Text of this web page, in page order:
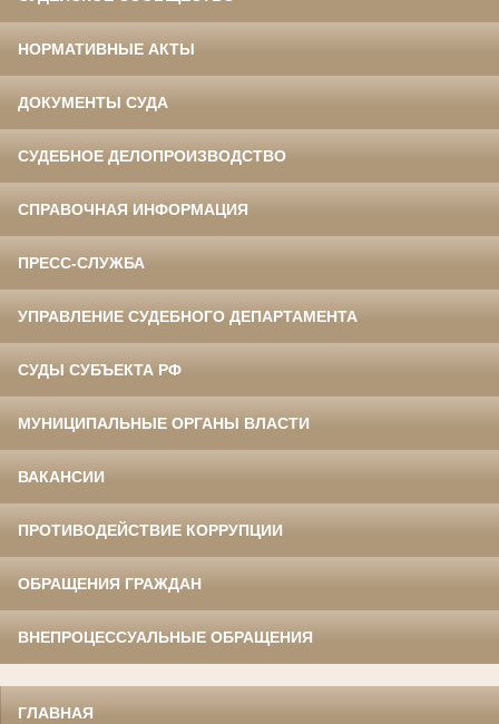
НОРМАТИВНЫЕ АКТЫ
ДОКУМЕНТЫ СУДА
СУДЕБНОЕ ДЕЛОПРОИЗВОДСТВО
СПРАВОЧНАЯ ИНФОРМАЦИЯ
ПРЕСС-СЛУЖБА
УПРАВЛЕНИЕ СУДЕБНОГО ДЕПАРТАМЕНТА
СУДЫ СУБЪЕКТА РФ
МУНИЦИПАЛЬНЫЕ ОРГАНЫ ВЛАСТИ
ВАКАНСИИ
ПРОТИВОДЕЙСТВИЕ КОРРУПЦИИ
ОБРАЩЕНИЯ ГРАЖДАН
ВНЕПРОЦЕССУАЛЬНЫЕ ОБРАЩЕНИЯ
ГЛАВНАЯ